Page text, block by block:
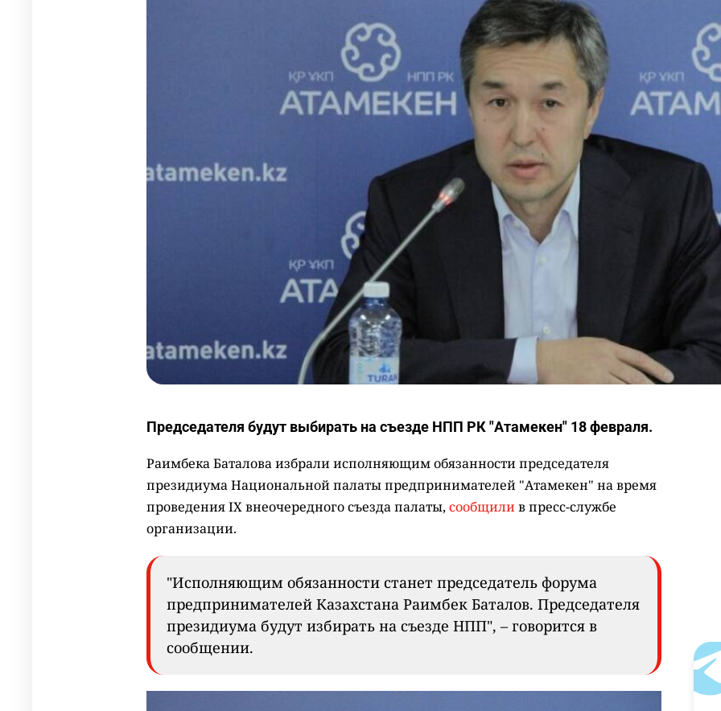
Председателя будут выбирать на съезде НПП РК "Атамекен" 18 февраля.
Раимбека Баталова избрали исполняющим обязанности председателя
президиума Национальной палаты предпринимателей "Атамекен" на время
проведения IX внеочередного съезда палаты, сообщилив пресс-службе
организации.
"Исполняющим обязанности станет председатель форума
предпринимателей Казахстана Раимбек Баталов. Председателя
президиума будут избирать на съезде НПП", – говорится в
сообщении.